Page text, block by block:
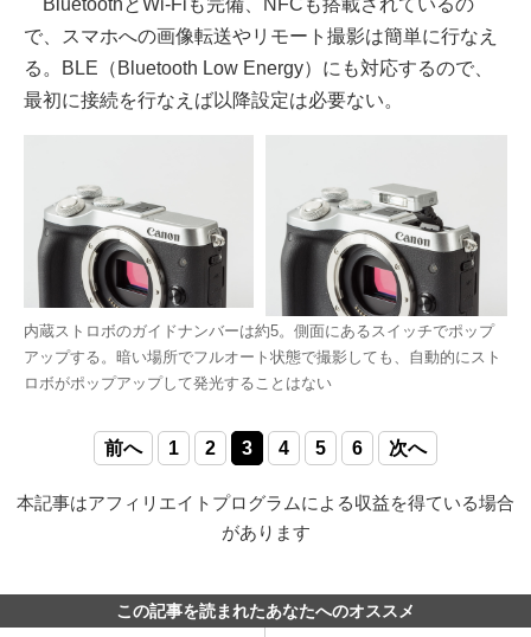
BluetoothとWi-Fiも完備、NFCも搭載されているの
で、スマホへの画像転送やリモート撮影は簡単に行なえ
る。BLE（Bluetooth Low Energy）にも対応するので、
最初に接続を行なえば以降設定は必要ない。
内蔵ストロボのガイドナンバーは約5。側面にあるスイッチでポップ
アップする。暗い場所でフルオート状態で撮影しても、自動的にスト
ロボがポップアップして発光することはない
前へ 1 2 3 4 5 6 次へ
本記事はアフィリエイトプログラムによる収益を得ている場合
があります
この記事を読まれたあなたへのオススメ